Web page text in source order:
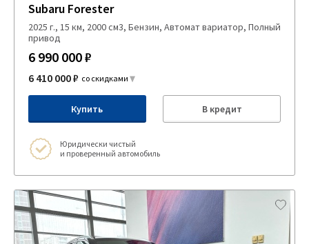
Subaru Forester
2025 г., 15 км, 2000 см3, Бензин, Автомат вариатор, Полный
привод
6 990 000 ₽
6 410 000 ₽ со скидками
Купить В кредит
Юридически чистый
и проверенный автомобиль